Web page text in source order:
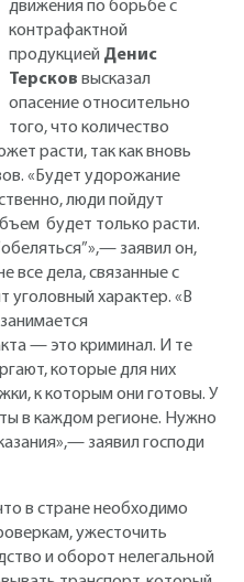
движения по борьбе с
контрафактной
продукцией Денис
Терсков высказал
опасение относительно
того, что количество
расти, так как вновь
«Будет удорожание
люди пойдут
будет только расти.
заявил он,
все дела, связанные с
уголовный характер. «В
— это криминал. И те
которые для них
к которым они готовы. У
в каждом регионе. Нужно
заявил господи
в стране необходимо
ужесточить
и оборот нелегальной